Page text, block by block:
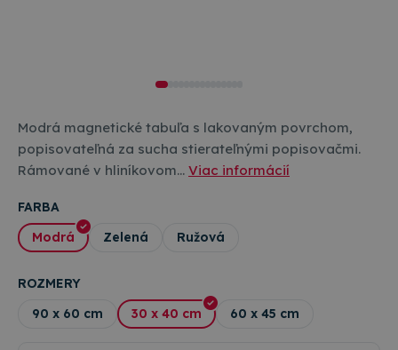
Modrá magnetické tabuľa s lakovaným povrchom,
popisovateľná za sucha stierateľnými popisovačmi.
Rámované v hliníkovom… Viac informácií
FARBA
Modrá
Zelená Ružová
ROZMERY
90 x 60 cm
30 x 40 cm 60 x 45 cm